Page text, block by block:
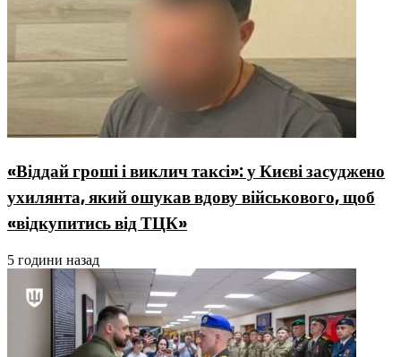
«Віддай гроші і виклич таксі»: у Києві засуджено
ухилянта, який ошукав вдову військового, щоб
«відкупитись від ТЦК»
5 години назад